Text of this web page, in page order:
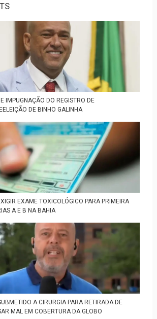
IMPUGNAÇÃO DO REGISTRO DE
DE BINHO GALINHA
EXAME TOXICOLÓGICO PARA PRIMEIRA
A E B NA BAHIA
A CIRURGIA PARA RETIRADA DE
MAL EM COBERTURA DA GLOBO